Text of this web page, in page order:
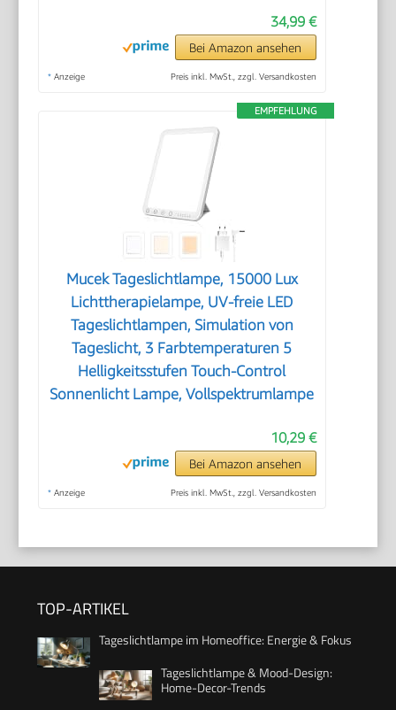
34,99 €
Bei Amazon ansehen
* Anzeige Preis inkl. MwSt., zzgl. Versandkosten
EMPFEHLUNG
Mucek Tageslichtlampe, 15000 Lux
Lichttherapielampe, UV-freie LED
Tageslichtlampen, Simulation von
Tageslicht, 3 Farbtemperaturen 5
Helligkeitsstufen Touch-Control
Sonnenlicht Lampe, Vollspektrumlampe
10,29 €
Bei Amazon ansehen
* Anzeige Preis inkl. MwSt., zzgl. Versandkosten
TOP-ARTIKEL
Tageslichtlampe im Homeoffice: Energie & Fokus
Tageslichtlampe & Mood-Design:
Home-Decor-Trends